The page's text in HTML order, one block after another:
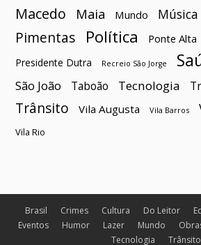
Macedo
Maia Mundo Música
Pimentas Política Ponte Alta
Presidente Dutra Recreio São Jorge
São João Taboão Tecnologia
Trânsito Vila Augusta Vila Barros
Vila Rio
Brasil Crimes Cultura Do Leitor
Eventos
Humor Lazer Mundo
Tecnologia
Trânsito